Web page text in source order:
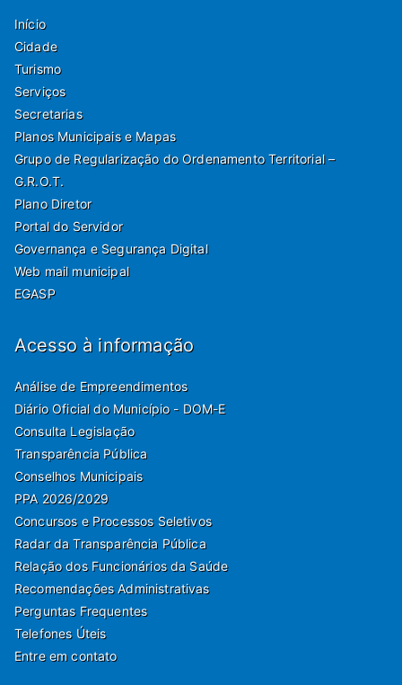
Início
Cidade
Turismo
Serviços
Secretarias
Planos Municipais e Mapas
Grupo de Regularização do Ordenamento Territorial –
G.R.O.T.
Plano Diretor
Portal do Servidor
Governança e Segurança Digital
Web mail municipal
EGASP
Acesso à informação
Análise de Empreendimentos
Diário Oficial do Município - DOM-E
Consulta Legislação
Transparência Pública
Conselhos Municipais
PPA 2026/2029
Concursos e Processos Seletivos
Radar da Transparência Pública
Relação dos Funcionários da Saúde
Recomendações Administrativas
Perguntas Frequentes
Telefones Úteis
Entre em contato